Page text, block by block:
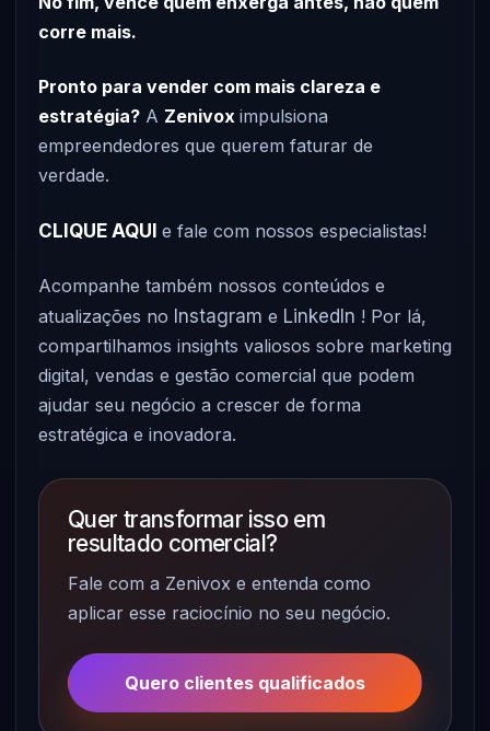
corre mais.
Pronto para vender com mais clareza e
estratégia? A Zenivox impulsiona
empreendedores que querem faturar de
verdade.
CLIQUE AQUI e fale com nossos especialistas!
Acompanhe também nossos conteúdos e
atualizações no Instagram e LinkedIn ! Por lá,
compartilhamos insights valiosos sobre marketing
digital, vendas e gestão comercial que podem
ajudar seu negócio a crescer de forma
estratégica e inovadora.
Quer transformar isso em
resultado comercial?
Fale com a Zenivox e entenda como
aplicar esse raciocínio no seu negócio.
Quero clientes qualificados